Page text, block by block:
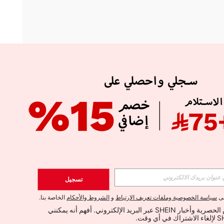
APP
الإشتراك
اشتراك
تسجيل
سياسة الخصوصية وملفات تعريف الارتباط و الشروط والأحكام الخاصة بنا.
أود تلقي العروض الحصرية وأخبار SHEIN عبر البريد الإلكتروني. أفهم أنه يمكنني